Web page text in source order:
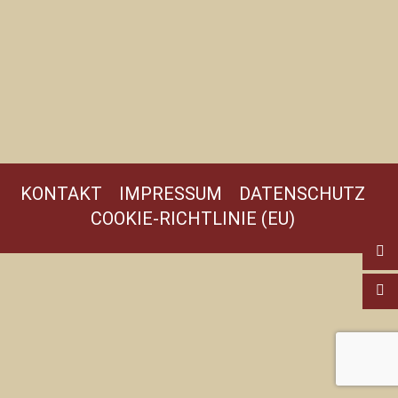
KONTAKT IMPRESSUM
DATENSCHUTZ
COOKIE-RICHTLINIE (EU)